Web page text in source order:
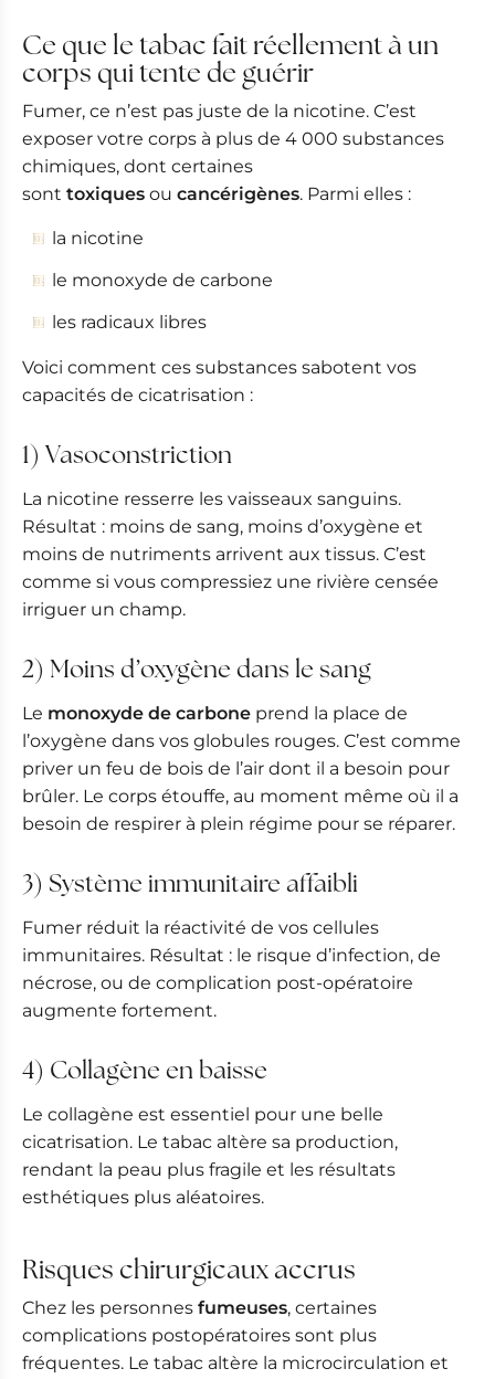
Ce que le tabac fait réellement à un
corps qui tente de guérir
Fumer, ce n’est pas juste de la nicotine. C’est
exposer votre corps à plus de 4 000 substances
chimiques, dont certaines
sont toxiques ou cancérigènes. Parmi elles :
la nicotine
le monoxyde de carbone
les radicaux libres
Voici comment ces substances sabotent vos
capacités de cicatrisation :
1) Vasoconstriction
La nicotine resserre les vaisseaux sanguins.
Résultat : moins de sang, moins d’oxygène et
moins de nutriments arrivent aux tissus. C’est
comme si vous compressiez une rivière censée
irriguer un champ.
2) Moins d’oxygène dans le sang
Le monoxyde de carbone prend la place de
l’oxygène dans vos globules rouges. C’est comme
priver un feu de bois de l’air dont il a besoin pour
brûler. Le corps étouffe, au moment même où il a
besoin de respirer à plein régime pour se réparer.
3) Système immunitaire affaibli
Fumer réduit la réactivité de vos cellules
immunitaires. Résultat : le risque d’infection, de
nécrose, ou de complication post-opératoire
augmente fortement.
4) Collagène en baisse
Le collagène est essentiel pour une belle
cicatrisation. Le tabac altère sa production,
rendant la peau plus fragile et les résultats
esthétiques plus aléatoires.
Risques chirurgicaux accrus
Chez les personnes fumeuses, certaines
complications postopératoires sont plus
fréquentes. Le tabac altère la microcirculation et